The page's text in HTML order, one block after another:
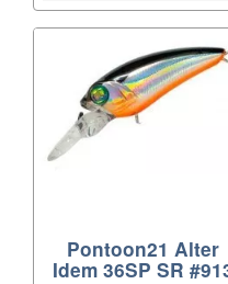
Pontoon21 Alter
Idem 36SP SR